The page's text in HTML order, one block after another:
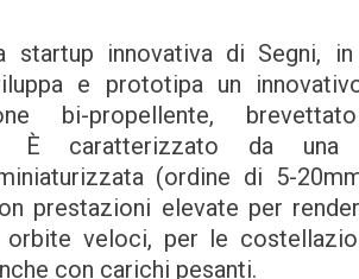
startup innovativa di Segni,
e prototipa un
bi-propellente,
È caratterizzato da
(ordine di 5-
prestazioni elevate per
orbite veloci, per le
con carichi pesanti.